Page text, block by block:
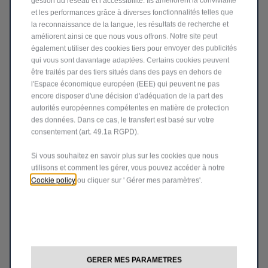
assistance en cas de vol, alertes en cas d’intrusion ou
d’accident : vous restez totalement maître de votre
tranquillité d’esprit.
EN SAVOIR PLUS >
OPTIMISÉS
Évitez les embouteillages, gagnez du temps et
et les performances grâce à diverses fonctionnalités telles que
la reconnaissance de la langue, les résultats de recherche et
améliorent ainsi ce que nous vous offrons. Notre site peut
également utiliser des cookies tiers pour envoyer des publicités
qui vous sont davantage adaptées. Certains cookies peuvent
être traités par des tiers situés dans des pays en dehors de
l'Espace économique européen (EEE) qui peuvent ne pas
encore disposer d'une décision d'adéquation de la part des
autorités européennes compétentes en matière de protection
des données. Dans ce cas, le transfert est basé sur votre
consentement (art. 49.1a RGPD).
Si vous souhaitez en savoir plus sur les cookies que nous
utilisons et comment les gérer, vous pouvez accéder à notre
Cookie policy ou cliquer sur ' Gérer mes paramètres'.
GERER MES PARAMETRES